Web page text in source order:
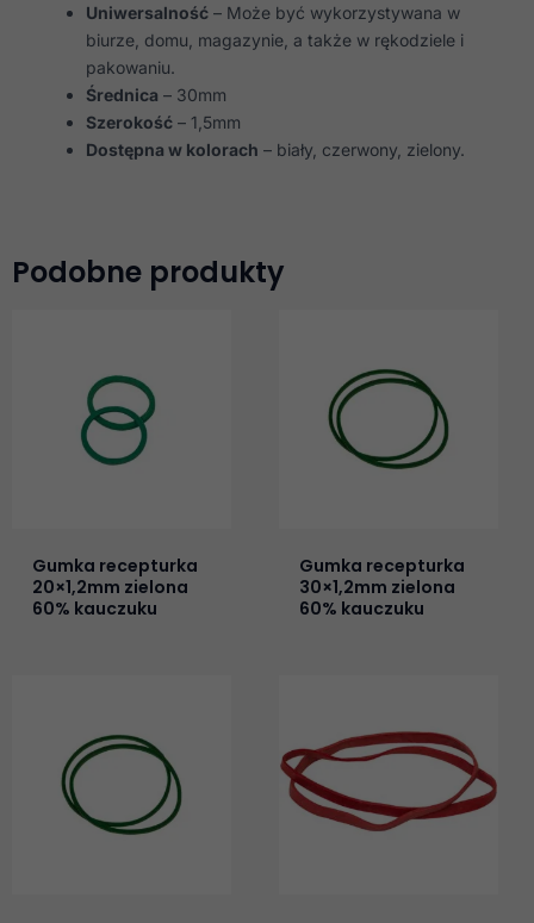
Uniwersalność – Może być wykorzystywana w
biurze, domu, magazynie, a także w rękodziele i
pakowaniu.
Średnica – 30mm
Szerokość – 1,5mm
Dostępna w kolorach – biały, czerwony, zielony.
Podobne produkty
Gumka recepturka
20×1,2mm zielona
60% kauczuku
Gumka recepturka
30×1,2mm zielona
60% kauczuku